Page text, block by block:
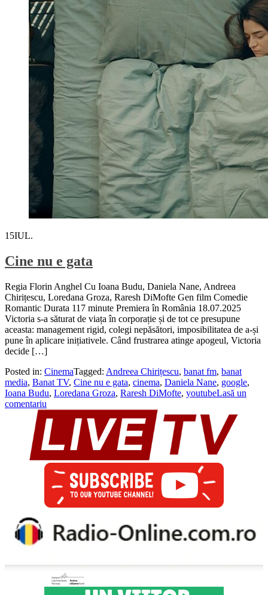
15IUL.
Cine nu e gata
Regia Florin Anghel Cu Ioana Budu, Daniela Nane, Andreea
Chirițescu, Loredana Groza, Raresh DiMofte Gen film Comedie
Romantic Durata 117 minute Premiera în România 18.07.2025
Victoria s-a săturat de viața în corporație și de tot ce presupune
aceasta: management rigid, colegi nepăsători, imposibilitatea de a-și
pune în aplicare inițiativele. Când frustrarea atinge apogeul, Victoria
decide […]
Posted in: CinemaTagged: Andreea Chirițescu, banat fm, banat
media, Banat TV, Cine nu e gata, cinema, Daniela Nane, google,
Ioana Budu, Loredana Groza, Raresh DiMofte, youtubeLasă un
comentariu